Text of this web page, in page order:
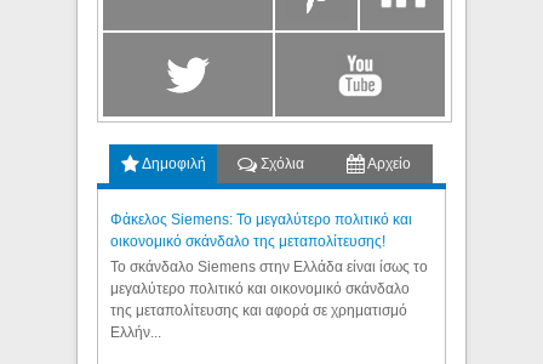
Δημοφιλή Σχόλια Αρχείο
Φάκελος Siemens: Το μεγαλύτερο πολιτικό και
οικονομικό σκάνδαλο της μεταπολίτευσης!
Το σκάνδαλο Siemens στην Ελλάδα είναι ίσως το
μεγαλύτερο πολιτικό και οικονομικό σκάνδαλο
της μεταπολίτευσης και αφορά σε χρηματισμό
Ελλήν...